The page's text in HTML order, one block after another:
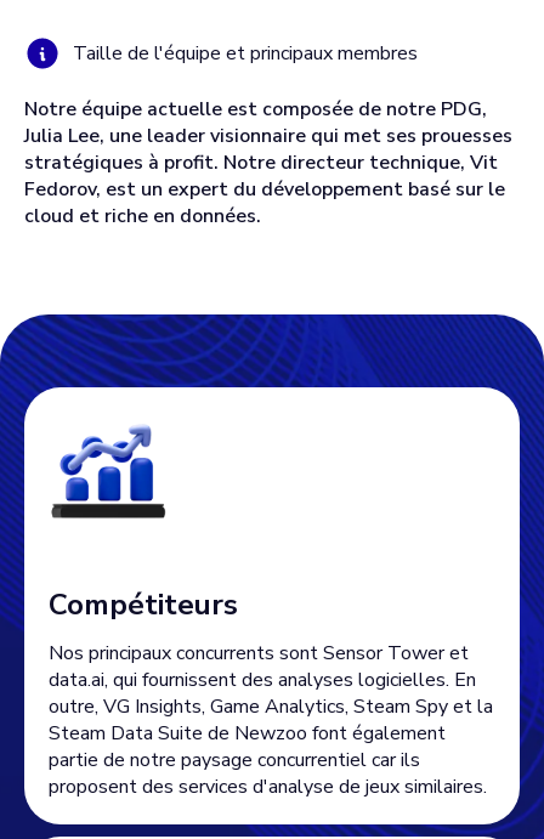
Taille de l'équipe et principaux membres
Notre équipe actuelle est composée de notre PDG,
Julia Lee, une leader visionnaire qui met ses prouesses
stratégiques à profit. Notre directeur technique, Vit
Fedorov, est un expert du développement basé sur le
cloud et riche en données.
Compétiteurs
Nos principaux concurrents sont Sensor Tower et
data.ai, qui fournissent des analyses logicielles. En
outre, VG Insights, Game Analytics, Steam Spy et la
Steam Data Suite de Newzoo font également
partie de notre paysage concurrentiel car ils
proposent des services d'analyse de jeux similaires.